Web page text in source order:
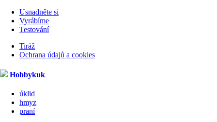
Usnadněte si
Vyrábíme
Testování
Tiráž
Ochrana údajů a cookies
Hobbykuk
úklid
hmyz
praní